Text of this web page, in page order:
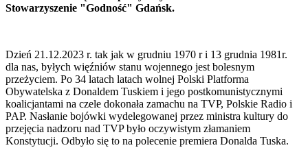
Stowarzyszenie "Godność" Gdańsk.
Dzień 21.12.2023 r. tak jak w grudniu 1970 r i 13 grudnia 1981r.
dla nas, byłych więźniów stanu wojennego jest bolesnym
przeżyciem. Po 34 latach latach wolnej Polski Platforma
Obywatelska z Donaldem Tuskiem i jego postkomunistycznymi
koalicjantami na czele dokonała zamachu na TVP, Polskie Radio i
PAP. Nasłanie bojówki wydelegowanej przez ministra kultury do
przejęcia nadzoru nad TVP było oczywistym złamaniem
Konstytucji. Odbyło się to na polecenie premiera Donalda Tuska.